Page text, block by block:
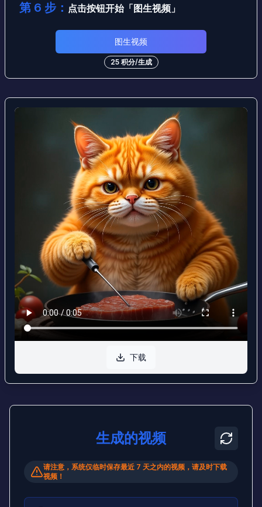
第 6 步： 点击按钮开始「 图生视频 」
图生视频
25 积分/生成
下载
生成的视频
请注意，系统仅临时保存最近 7 天之内的视频，请及时下载
视频！